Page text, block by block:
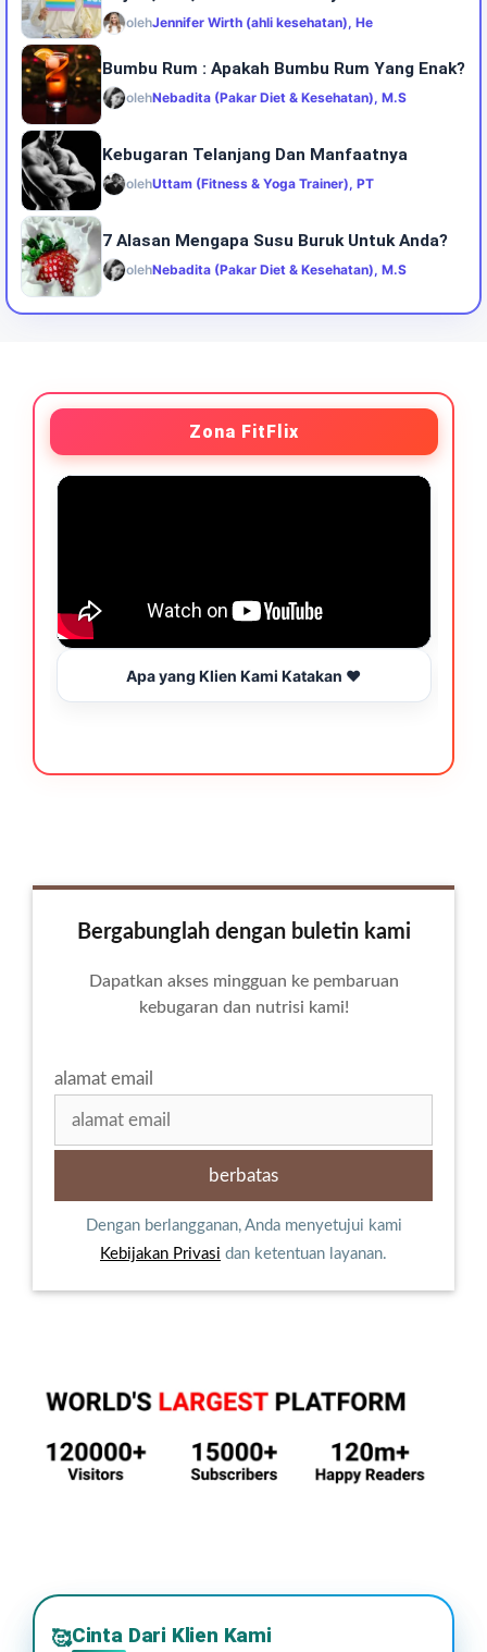
olehJennifer Wirth (ahli kesehatan), He
Bumbu Rum : Apakah Bumbu Rum Yang Enak?
olehNebadita (Pakar Diet & Kesehatan), M.S
Kebugaran Telanjang Dan Manfaatnya
olehUttam (Fitness & Yoga Trainer), PT
7 Alasan Mengapa Susu Buruk Untuk Anda?
olehNebadita (Pakar Diet & Kesehatan), M.S
Zona FitFlix
Apa yang Klien Kami Katakan ❤️
Bergabunglah dengan buletin kami
Dapatkan akses mingguan ke pembaruan
kebugaran dan nutrisi kami!
alamat email
Dengan berlangganan, Anda menyetujui kami
Kebijakan Privasi dan ketentuan layanan.
🥰Cinta Dari Klien Kami